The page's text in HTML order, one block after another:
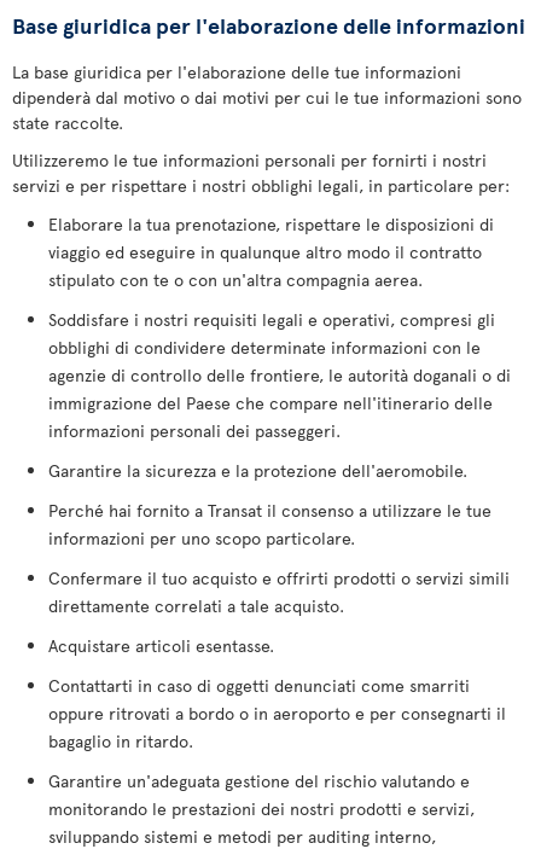
Base giuridica per l'elaborazione delle informazioni
La base giuridica per l'elaborazione delle tue informazioni
dipenderà dal motivo o dai motivi per cui le tue informazioni sono
state raccolte.
Utilizzeremo le tue informazioni personali per fornirti i nostri
servizi e per rispettare i nostri obblighi legali, in particolare per:
Elaborare la tua prenotazione, rispettare le disposizioni di
viaggio ed eseguire in qualunque altro modo il contratto
stipulato con te o con un'altra compagnia aerea.
Soddisfare i nostri requisiti legali e operativi, compresi gli
obblighi di condividere determinate informazioni con le
agenzie di controllo delle frontiere, le autorità doganali o di
immigrazione del Paese che compare nell'itinerario delle
informazioni personali dei passeggeri.
Garantire la sicurezza e la protezione dell'aeromobile.
Perché hai fornito a Transat il consenso a utilizzare le tue
informazioni per uno scopo particolare.
Confermare il tuo acquisto e offrirti prodotti o servizi simili
direttamente correlati a tale acquisto.
Acquistare articoli esentasse.
Contattarti in caso di oggetti denunciati come smarriti
oppure ritrovati a bordo o in aeroporto e per consegnarti il
bagaglio in ritardo.
Garantire un'adeguata gestione del rischio valutando e
monitorando le prestazioni dei nostri prodotti e servizi,
sviluppando sistemi e metodi per auditing interno,